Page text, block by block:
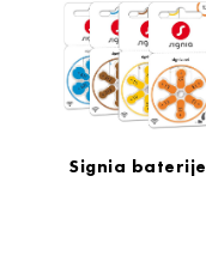
Signia baterije